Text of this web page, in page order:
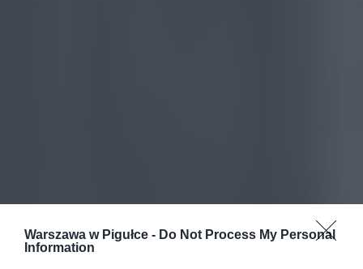
Warszawa w Pigułce - Do Not Process My Personal
Information